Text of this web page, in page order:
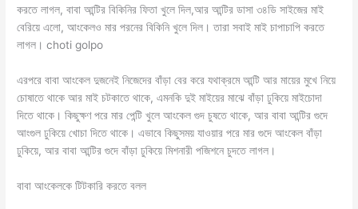
করতে লাগল, বাবা আন্টির বিকিনির ফিতা খুলে দিল,আর আন্টির ডাসা ৩৪ডি সাইজের মাই
বেরিয়ে এলো, আংকেলও মার পরনের বিকিনি খুলে দিল। তারা সবাই মাই চাপাচাপি করতে
লাগল। choti golpo
এরপরে বাবা আংকেল দুজনেই নিজেদের বাঁড়া বের করে যথাক্রমে আন্টি আর মায়ের মুখে নিয়ে
চোষাতে থাকে আর মাই চটকাতে থাকে, এমনকি দুই মাইয়ের মাঝে বাঁড়া ঢুকিয়ে মাইচোদা
দিতে থাকে। কিছুক্ষণ পরে মার পেন্টি খুলে আংকেল গুদ চুষতে থাকে, আর বাবা আন্টির গুদে
আংগুল ঢুকিয়ে খোচা দিতে থাকে। এভাবে কিছুসময় যাওয়ার পরে মার গুদে আংকেল বাঁড়া
ঢুকিয়ে, আর বাবা আন্টির গুদে বাঁড়া ঢুকিয়ে মিশনারী পজিশনে চুদতে লাগল।
বাবা আংকেলকে টিটকারি করতে বলল